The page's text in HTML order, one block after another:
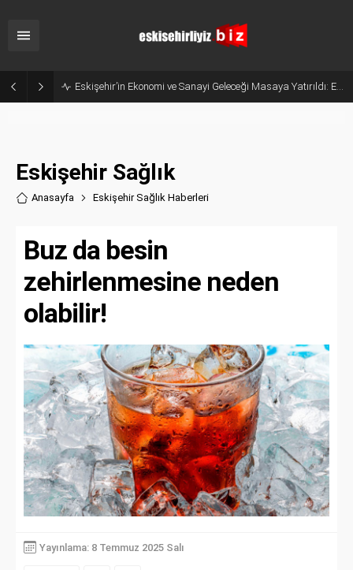
Belçika’dan Eskişehir’e Ticaret Köprüsü: Belediye Başkanı Emir Kır MÜSİAD’ı Ziyaret Etti
Eskişehir Sağlık
Anasayfa Eskişehir Sağlık Haberleri
Buz da besin
zehirlenmesine neden
olabilir!
Yayınlama: 8 Temmuz 2025 Salı